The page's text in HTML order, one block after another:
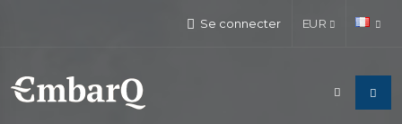
Se connecter EUR